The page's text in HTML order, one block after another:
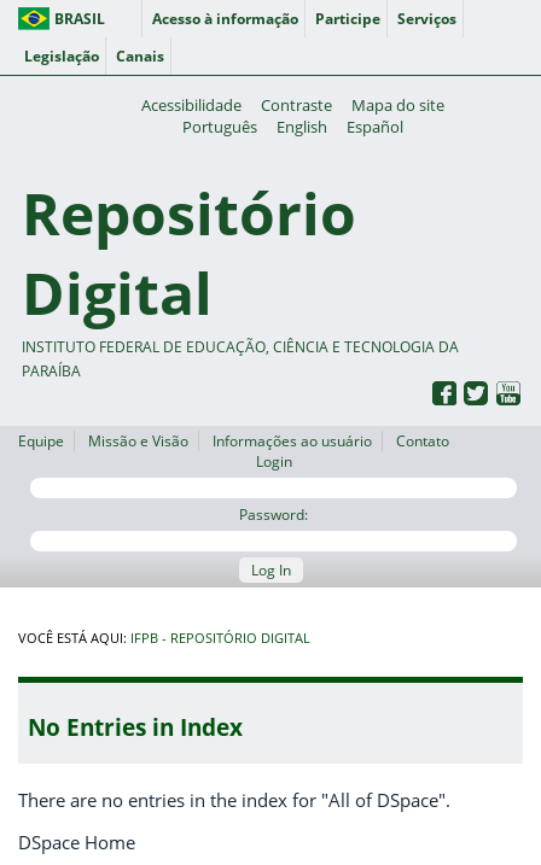
BRASIL Acesso à informação Participe
Serviços
Legislação
Canais
Acessibilidade Contraste
Mapa do site
Português
English Español
Repositório
Digital
INSTITUTO FEDERAL DE EDUCAÇÃO, CIÊNCIA E TECNOLOGIA DA
PARAÍBA
Equipe Missão e Visão Informações ao usuário
Contato
Login
Password:
Log In
VOCÊ ESTÁ AQUI: IFPB - REPOSITÓRIO DIGITAL
No Entries in Index
There are no entries in the index for "All of DSpace".
DSpace Home